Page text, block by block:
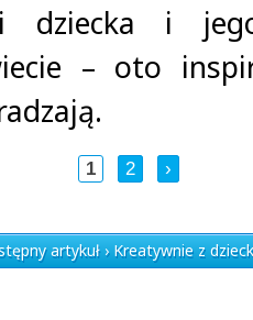
dziecka i
– oto
1 2 ›
artykuł › Kreatywnie z